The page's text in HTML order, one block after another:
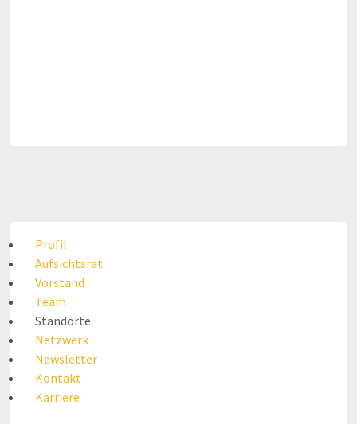
Profil
Aufsichtsrat
Vorstand
Team
Standorte
Netzwerk
Newsletter
Kontakt
Karriere